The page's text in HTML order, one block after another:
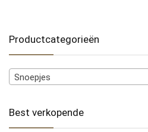
Productcategorieën
Snoepjes
Best verkopende